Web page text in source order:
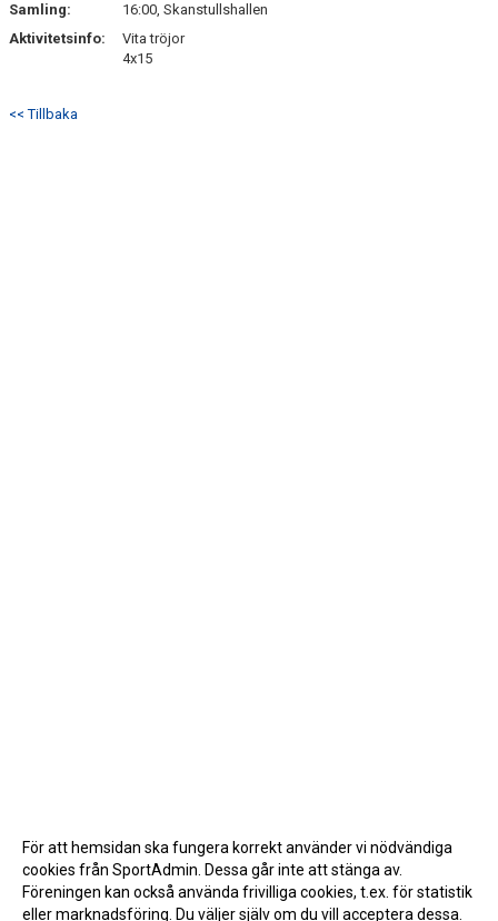
Samling:
16:00, Skanstullshallen
Aktivitetsinfo:
Vita tröjor
4x15
<< Tillbaka
För att hemsidan ska fungera korrekt använder vi nödvändiga
cookies från SportAdmin. Dessa går inte att stänga av.
Föreningen kan också använda frivilliga cookies, t.ex. för statistik
eller marknadsföring. Du väljer själv om du vill acceptera dessa.